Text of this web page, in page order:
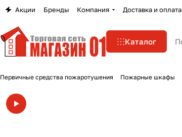
Акции Бренды Компания Доставка и оплата
Каталог
Первичные средства пожаротушения Пожарные шкафы